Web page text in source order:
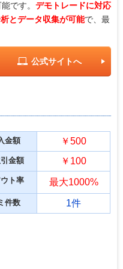
です。 デモトレードに対応
とデータ収集が可能で、最
公式サイトへ
金額 ￥500
金額 ￥100
ト率 最大1000%
件数 1件